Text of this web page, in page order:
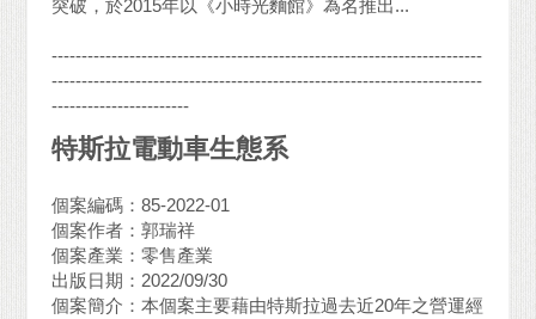
突破，於2015年以《小時光麵館》為名推出...
------------------------------------------------------------------------
------------------------------------------------------------------------
-----------------------
特斯拉電動車生態系
個案編碼：85-2022-01
個案作者：郭瑞祥
個案產業：零售產業
出版日期：2022/09/30
個案簡介：本個案主要藉由特斯拉過去近20年之營運經